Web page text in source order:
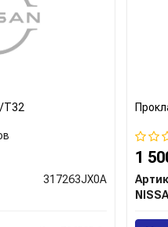
T32
317263JX0A
1